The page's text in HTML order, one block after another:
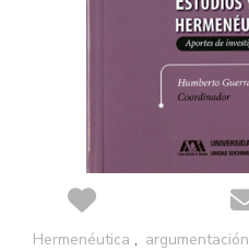
Saltar
Hermenéutica
argumentación